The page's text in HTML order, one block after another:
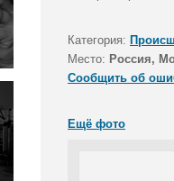
Категория:
Место: Россия,
Сообщить об
Ещё фото